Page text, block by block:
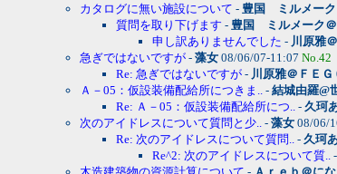
カタログに無い施設について - 豊国 ミルメーク
質問を取り下げます - 豊国 ミルメーク＠
申し訳ありませんでした - 川原雅
急ぎではないですが - 藻女 08/06/07-11:07 No.42
Re: 急ぎではないですが - 川原雅＠ＦＥＧ
Ａ－05：仮設装備配給所につきま.. - 結城由羅@
Re: Ａ－05：仮設装備配給所につ.. - 久珂
次のアイドレスについて質問と少.. - 藻女 08/06/
Re: 次のアイドレスについて質問.. - 久珂
Re^2: 次のアイドレスについて質.. -